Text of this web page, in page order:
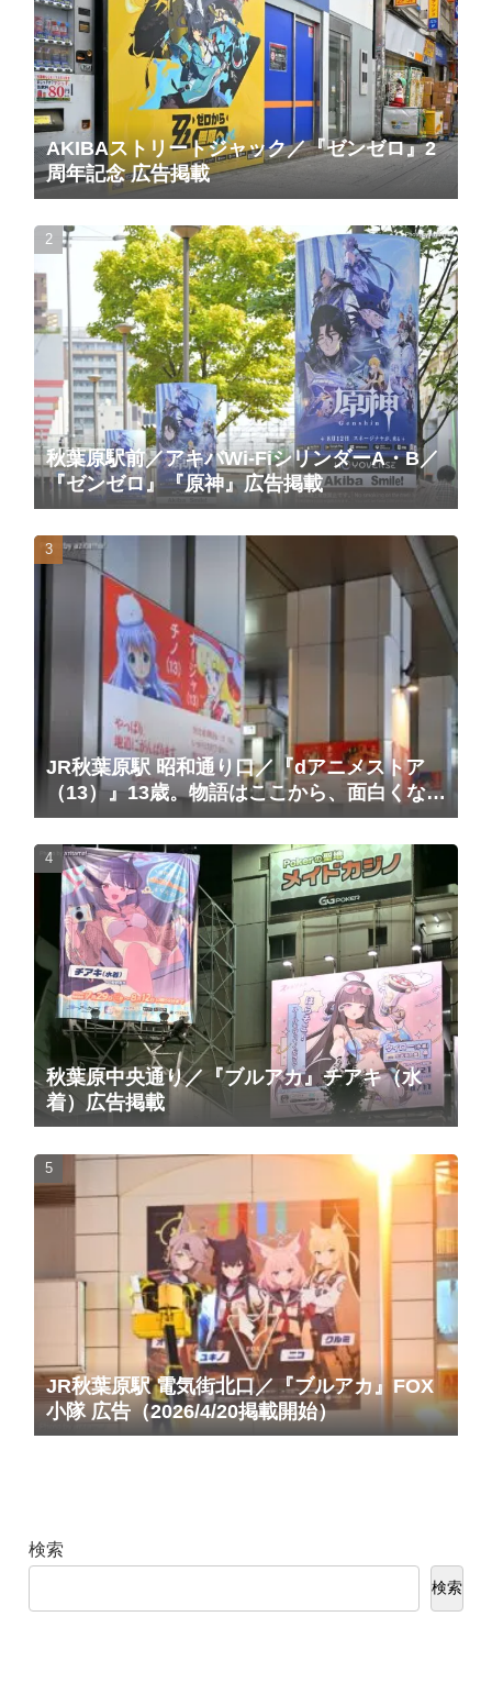
AKIBAストリートジャック／『ゼンゼロ』2
周年記念 広告掲載
秋葉原駅前／アキバWi-FiシリンダーA・B／
『ゼンゼロ』『原神』広告掲載
JR秋葉原駅 昭和通り口／『dアニメストア
（13）』13歳。物語はここから、面白くな
る。広告（2025/10/20掲載開始）
秋葉原中央通り／『ブルアカ』チアキ（水
着）広告掲載
JR秋葉原駅 電気街北口／『ブルアカ』FOX
小隊 広告（2026/4/20掲載開始）
検索
検索